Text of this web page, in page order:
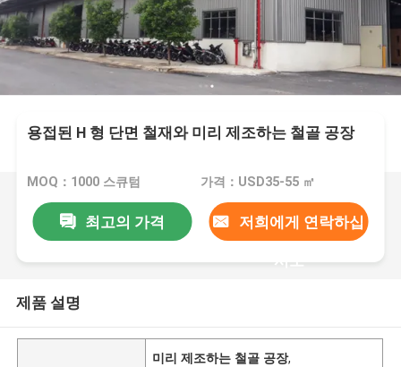
용접된 H 형 단면 철재와 미리 제조하는 철골 공장
MOQ：1000 스큐텀 가격：USD35-55 ㎡
최고의 가격 저희에게 연락하십
시오
제품 설명
미리 제조하는 철골 공장,